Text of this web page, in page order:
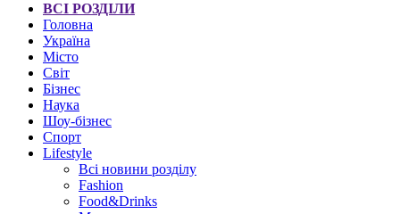
ВСІ РОЗДІЛИ
Головна
Україна
Місто
Світ
Бізнес
Наука
Шоу-бізнес
Спорт
Lifestyle
Всі новини розділу
Fashion
Food&Drinks